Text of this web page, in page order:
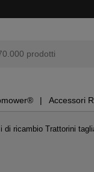
Accessori
di ricambio Trattorini